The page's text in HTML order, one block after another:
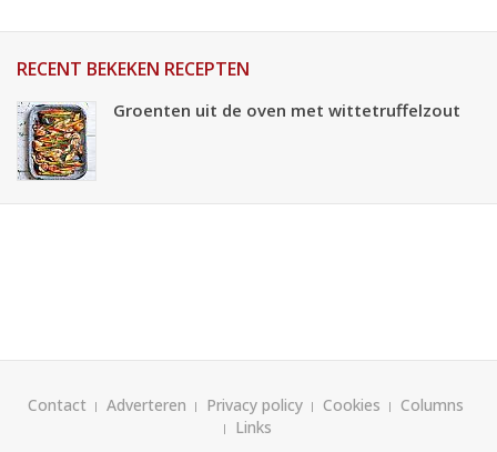
RECENT BEKEKEN RECEPTEN
Groenten uit de oven met wittetruffelzout
Contact Adverteren Privacy policy Cookies
Columns
Links